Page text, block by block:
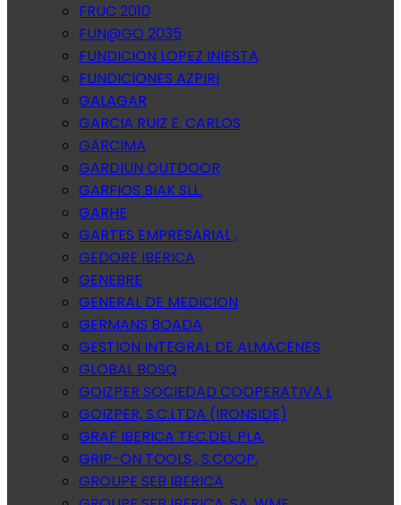
FRUC 2010
FUN@GO 2035
FUNDICION LOPEZ INIESTA
FUNDICIONES AZPIRI
GALAGAR
GARCIA RUIZ E. CARLOS
GARCIMA
GARDIUN OUTDOOR
GARFIOS BIAK SLL.
GARHE
GARTES EMPRESARIAL ,
GEDORE IBERICA
GENEBRE
GENERAL DE MEDICION
GERMANS BOADA
GESTION INTEGRAL DE ALMACENES
GLOBAL BOSQ
GOIZPER SOCIEDAD COOPERATIVA L
GOIZPER, S.C.LTDA (IRONSIDE)
GRAF IBERICA TEC.DEL PLA.
GRIP-ON TOOLS , S.COOP.
GROUPE SEB IBERICA